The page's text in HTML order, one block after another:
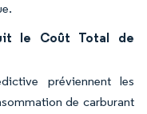
le Coût Total de
préviennent les
de carburant